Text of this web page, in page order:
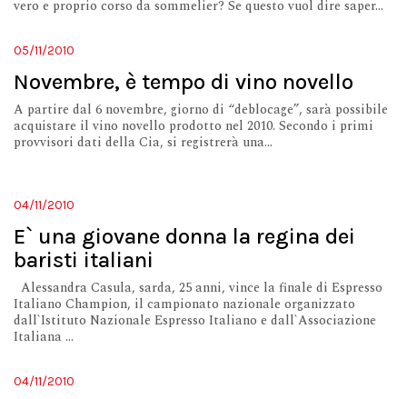
vero e proprio corso da sommelier? Se questo vuol dire saper...
05/11/2010
Novembre, è tempo di vino novello
A partire dal 6 novembre, giorno di “deblocage”, sarà possibile
acquistare il vino novello prodotto nel 2010. Secondo i primi
provvisori dati della Cia, si registrerà una...
04/11/2010
E` una giovane donna la regina dei
baristi italiani
Alessandra Casula, sarda, 25 anni, vince la finale di Espresso
Italiano Champion, il campionato nazionale organizzato
dall`Istituto Nazionale Espresso Italiano e dall`Associazione
Italiana ...
04/11/2010